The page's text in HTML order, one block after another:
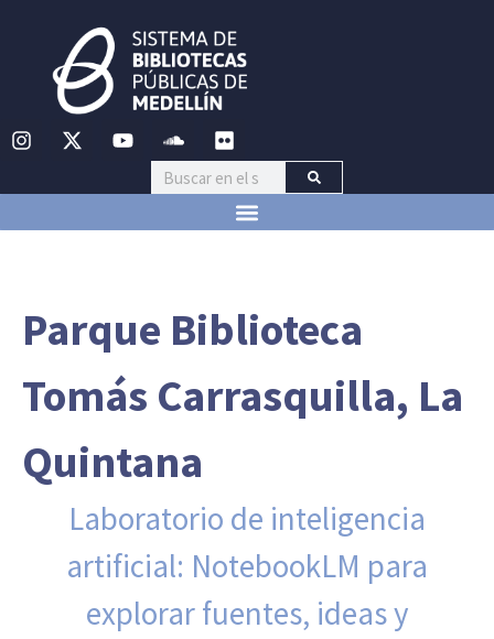
Parque Biblioteca
Tomás Carrasquilla, La
Quintana
Laboratorio de inteligencia
artificial: NotebookLM para
explorar fuentes, ideas y